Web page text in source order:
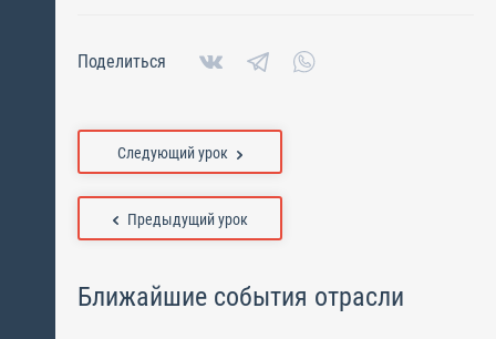
Поделиться
Предыдущий урок
Следующий урок
Ближайшие события отрасли